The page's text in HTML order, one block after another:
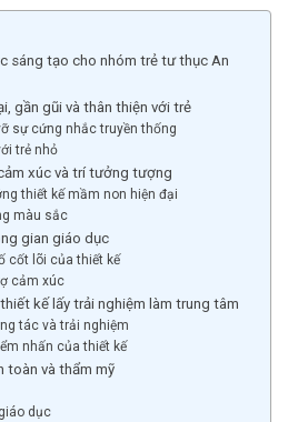
sáng tạo cho nhóm trẻ tư thục An
gần gũi và thân thiện với trẻ
sự cứng nhắc truyền thống
trẻ nhỏ
xúc và trí tưởng tượng
thiết kế mầm non hiện đại
màu sắc
gian giáo dục
cốt lõi của thiết kế
cảm xúc
kế lấy trải nghiệm làm trung tâm
tác và trải nghiệm
nhấn của thiết kế
toàn và thẩm mỹ
dục